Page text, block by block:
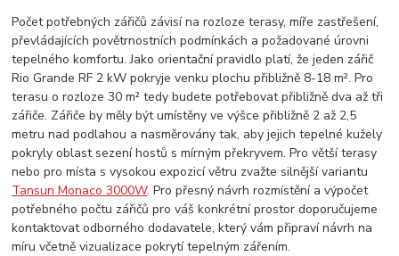
Počet potřebných zářičů závisí na rozloze terasy, míře zastřešení,
převládajících povětrnostních podmínkách a požadované úrovni
tepelného komfortu. Jako orientační pravidlo platí, že jeden zářič
Rio Grande RF 2 kW pokryje venku plochu přibližně 8-18 m². Pro
terasu o rozloze 30 m² tedy budete potřebovat přibližně dva až tři
zářiče. Zářiče by měly být umístěny ve výšce přibližně 2 až 2,5
metru nad podlahou a nasměrovány tak, aby jejich tepelné kužely
pokryly oblast sezení hostů s mírným překryvem. Pro větší terasy
nebo pro místa s vysokou expozicí větru zvažte silnější variantu
Tansun Monaco 3000W. Pro přesný návrh rozmístění a výpočet
potřebného počtu zářičů pro váš konkrétní prostor doporučujeme
kontaktovat odborného dodavatele, který vám připraví návrh na
míru včetně vizualizace pokrytí tepelným zářením.